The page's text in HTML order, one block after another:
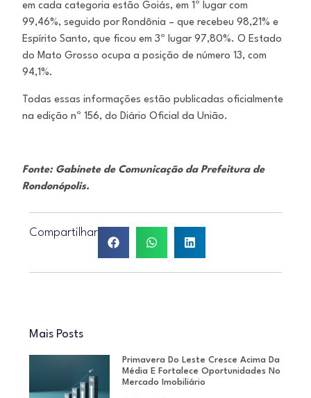
em cada categoria estão Goiás, em 1º lugar com
99,46%, seguido por Rondônia – que recebeu 98,21% e
Espírito Santo, que ficou em 3º lugar 97,80%. O Estado
do Mato Grosso ocupa a posição de número 13, com
94,1%.
Todas essas informações estão publicadas oficialmente
na edição nº 156, do Diário Oficial da União.
Fonte: Gabinete de Comunicação da Prefeitura de
Rondonópolis.
Compartilhar
Mais Posts
Primavera Do Leste Cresce Acima Da
Média E Fortalece Oportunidades No
Mercado Imobiliário